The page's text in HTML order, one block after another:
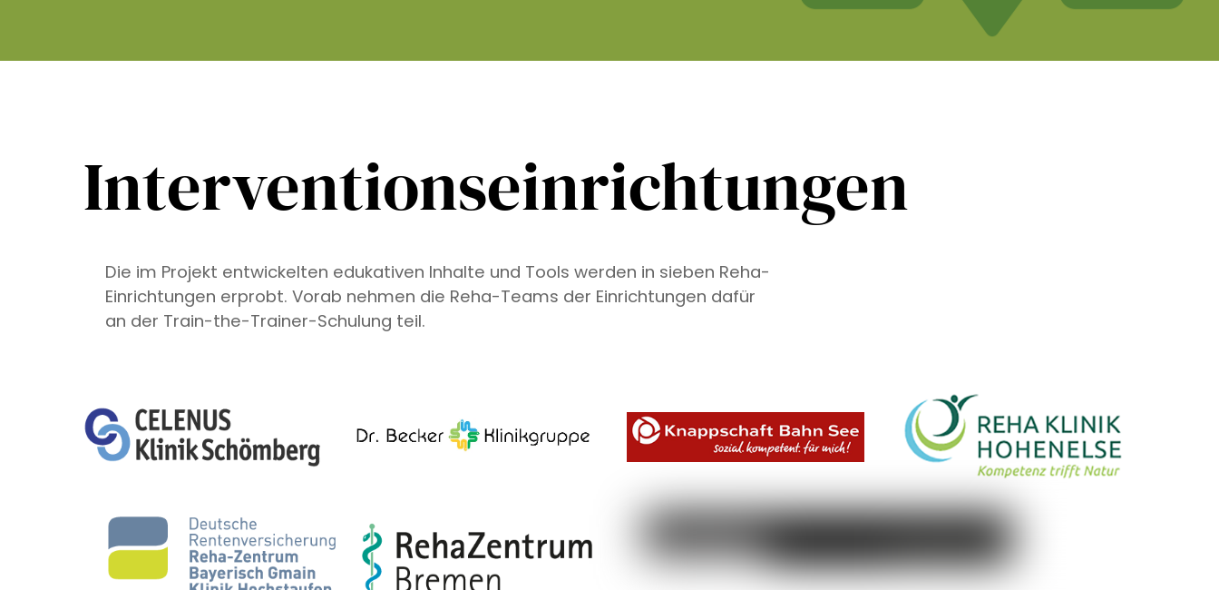
Interventionseinrichtungen
Die im Projekt entwickelten edukativen Inhalte und Tools werden in sieben Reha-
Einrichtungen erprobt. Vorab nehmen die Reha-Teams der Einrichtungen dafür
an der Train-the-Trainer-Schulung teil.